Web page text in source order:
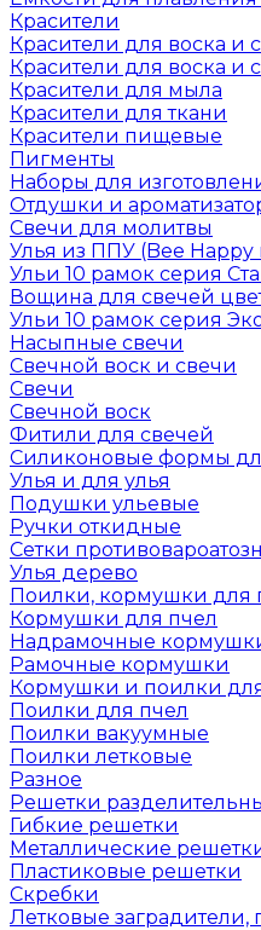
Красители
Красители для воска и
Красители для воска и
Красители для мыла
Красители для ткани
Красители пищевые
Пигменты
Наборы для
Отдушки и
Свечи для молитвы
Улья из ППУ (Bee Happy
Ульи 10 рамок серия
Вощина для свечей
Ульи 10 рамок серия
Насыпные свечи
Свечной воск и свечи
Свечи
Свечной воск
Фитили для свечей
Силиконовые формы
Улья и для улья
Подушки ульевые
Ручки откидные
Сетки
Улья дерево
Поилки, кормушки для
Кормушки для пчел
Надрамочные
Рамочные кормушки
Кормушки и поилки
Поилки для пчел
Поилки вакуумные
Поилки летковые
Разное
Решетки
Гибкие решетки
Металлические
Пластиковые решетки
Скребки
Летковые заградители,